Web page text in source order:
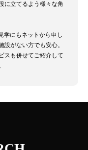
に立てるよう様々な角
学にもネットから申し
がない方でも安心。
スも併せてご紹介して